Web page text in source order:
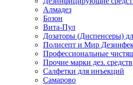
Алмадез
Бозон
Вита-Пул
Дозаторы (Диспенсеры)
Полисепт и Мир
Профессиональные
Прочие марки дез. средств
Салфетки для инъекций
Самарово